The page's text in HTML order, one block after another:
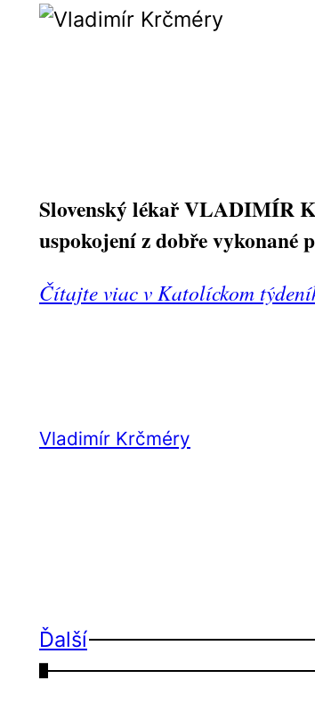
Slovenský lékař VLADIMÍR
uspokojení z dobře vykonané
Čítajte viac v Katolíckom
Vladimír Krčméry
Ďalší
←